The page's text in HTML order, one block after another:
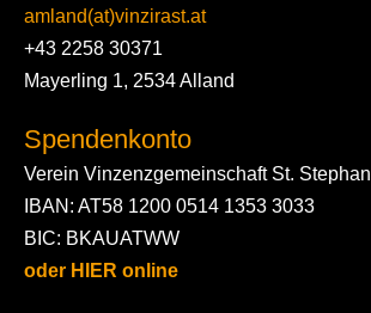
amland(at)vinzirast.at
+43 2258 30371
Mayerling 1, 2534 Alland
Spendenkonto
Verein Vinzenzgemeinschaft St. Stephan
IBAN: AT58 1200 0514 1353 3033
BIC: BKAUATWW
oder HIER online